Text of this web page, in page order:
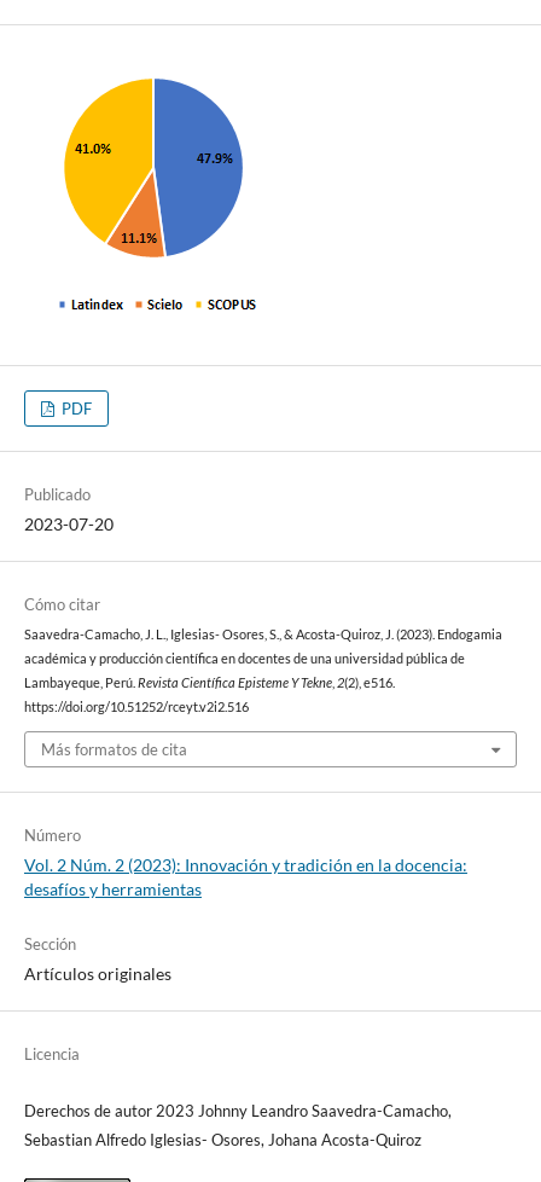
PDF
Publicado
2023-07-20
Cómo citar
Saavedra-Camacho, J. L., Iglesias- Osores, S., & Acosta-Quiroz, J. (2023). Endogamia
académica y producción científica en docentes de una universidad pública de
Lambayeque, Perú. Revista Científica Episteme Y Tekne, 2(2), e516.
https://doi.org/10.51252/rceyt.v2i2.516
Más formatos de cita
Número
Vol. 2 Núm. 2 (2023): Innovación y tradición en la docencia:
desafíos y herramientas
Sección
Artículos originales
Licencia
Derechos de autor 2023 Johnny Leandro Saavedra-Camacho,
Sebastian Alfredo Iglesias- Osores, Johana Acosta-Quiroz